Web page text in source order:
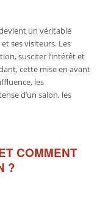
un véritable
ses visiteurs. Les
susciter l’intérêt et
cette mise en avant
les
d’un salon, les
COMMENT
?